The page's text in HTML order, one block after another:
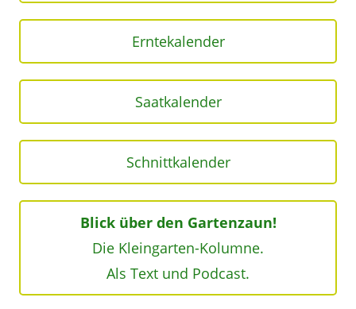
Erntekalender
Saatkalender
Schnittkalender
Blick über den Gartenzaun!
Die Kleingarten-Kolumne.
Als Text und Podcast.